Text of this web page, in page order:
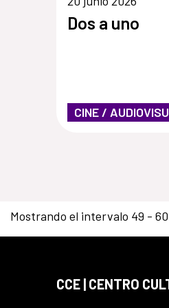
Dos a uno
CINE /
Mostrando el intervalo 49 -
CCE | CENTRO